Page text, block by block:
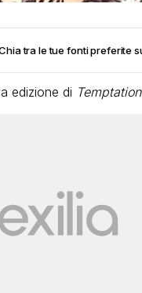
tra le tue fonti preferite
edizione di